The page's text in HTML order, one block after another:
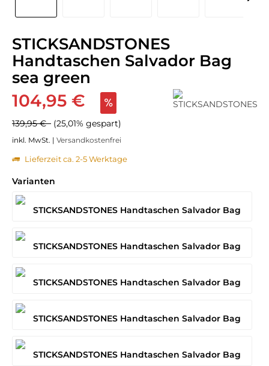
STICKSANDSTONES
Handtaschen Salvador Bag
sea green
104,95 €
139,95 € (25,01% gespart)
inkl. MwSt. | Versandkostenfrei
Lieferzeit ca. 2-5 Werktage
Varianten